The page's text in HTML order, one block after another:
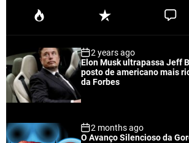
P
u
a
r
R
e
n
t
C
e
2 years ago
Elon Musk ultrapassa Jeff
posto de americano mais
da Forbes
2 months ago
O Avanço Silencioso da